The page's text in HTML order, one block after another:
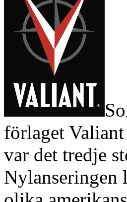
förlaget
var det tredje
Nylanseringen